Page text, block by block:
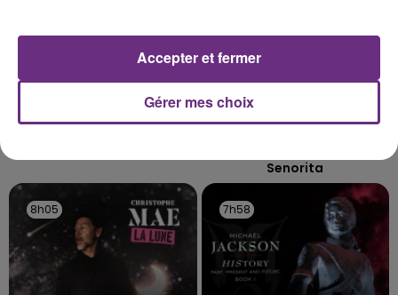
Senorita
8h05
8h05 7h58
7h58
Gérer mes choix
Accepter et fermer